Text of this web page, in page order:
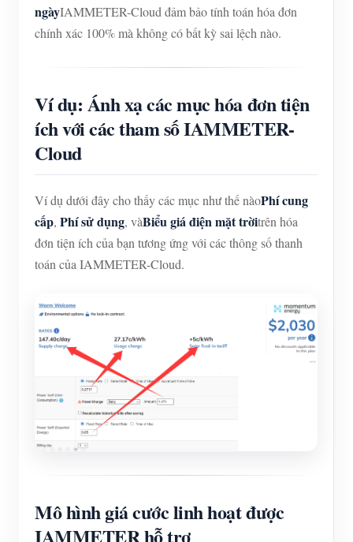
ngàyIAMMETER-Cloud đảm bảo tính toán hóa đơn
chính xác 100% mà không có bất kỳ sai lệch nào.
Ví dụ: Ánh xạ các mục hóa đơn tiện
ích với các tham số IAMMETER-
Cloud
Ví dụ dưới đây cho thấy các mục như thế nàoPhí cung
cấp, Phí sử dụng, vàBiểu giá điện mặt trờitrên hóa
đơn tiện ích của bạn tương ứng với các thông số thanh
toán của IAMMETER-Cloud.
Mô hình giá cước linh hoạt được
IAMMETER hỗ trợ